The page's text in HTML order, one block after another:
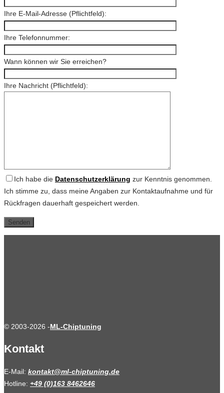
Ihre E-Mail-Adresse (Pflichtfeld):
Ihre Telefonnummer:
Wann können wir Sie erreichen?
Ihre Nachricht (Pflichtfeld):
Ich habe die Datenschutzerklärung zur Kenntnis genommen.
Ich stimme zu, dass meine Angaben zur Kontaktaufnahme und für
Rückfragen dauerhaft gespeichert werden.
© 2003-2026 -ML-Chiptuning
Kontakt
E-Mail: kontakt@ml-chiptuning.de
Hotline: +49 (0)163 8462646